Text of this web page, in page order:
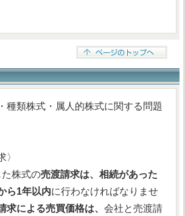
種類株式・属人的株式に関する問題
〉
た株式の売渡請求は、相続があった
ら1年以内に行わなければなりませ
求による売買価格は、 会社と売渡請